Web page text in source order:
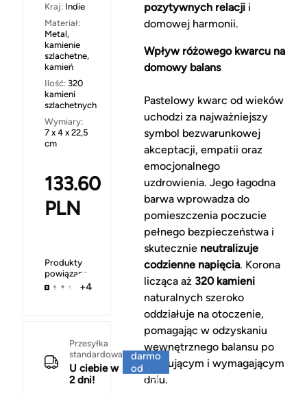
Kraj: Indie
Materiał:
Metal,
kamienie
szlachetne,
kamień
Ilość: 320
kamieni
szlachetnych
Wymiary:
7 x 4 x 22,5
cm
133.60
PLN
Produkty
powiązane
+4
Przesyłka
standardowa
U ciebie w
2 dni!
darmo
od
150 zł
pozytywnych relacjii
domowej harmonii.
Wpływ różowego kwarcu na
domowy balans
Pastelowy kwarc od wieków
uchodzi za najważniejszy
symbol bezwarunkowej
akceptacji, empatii oraz
emocjonalnego
uzdrowienia. Jego łagodna
barwa wprowadza do
pomieszczenia poczucie
pełnego bezpieczeństwa i
skutecznie neutralizuje
codzienne napięcia. Korona
licząca aż 320 kamieni
naturalnych szeroko
oddziałuje na otoczenie,
pomagając w odzyskaniu
wewnętrznego balansu po
stresującym i wymagającym
dniu.